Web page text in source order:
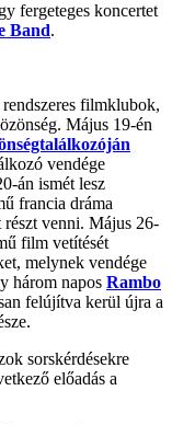
fergeteges koncertet
Band.
filmklubok,
Május 19-én
vendége
án ismét lesz
francia dráma
részt venni. Május 26-
film vetítését
melynek vendége
három napos Rambo
felújítva kerül újra a
sorskérdésekre
előadás a